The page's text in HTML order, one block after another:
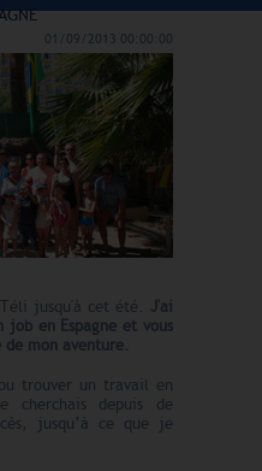
01/09/2013 00:00:00
jusqu'à cet été. J'ai
en Espagne et vous
mon aventure.
trouver un travail en
cherchais depuis de
jusqu’à ce que je